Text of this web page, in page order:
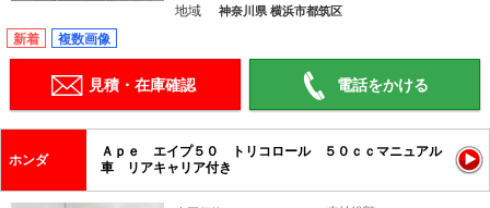
地域 神奈川県 横浜市都筑区
新着 複数画像
見積・在庫確認 電話をかける
ホンダ
Ａｐｅ エイプ５０ トリコロール ５０ｃｃマニュアル
車 リアキャリア付き